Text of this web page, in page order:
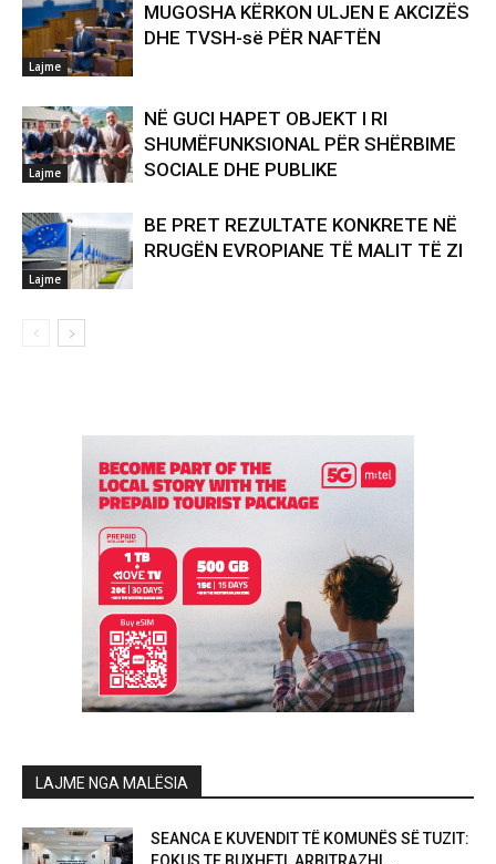
Lajme
MUGOSHA KËRKON ULJEN E AKCIZËS
DHE TVSH-së PËR NAFTËN
Lajme
NË GUCI HAPET OBJEKT I RI
SHUMËFUNKSIONAL PËR SHËRBIME
SOCIALE DHE PUBLIKE
Lajme
BE PRET REZULTATE KONKRETE NË
RRUGËN EVROPIANE TË MALIT TË ZI
LAJME NGA MALËSIA
SEANCA E KUVENDIT TË KOMUNËS SË TUZIT: